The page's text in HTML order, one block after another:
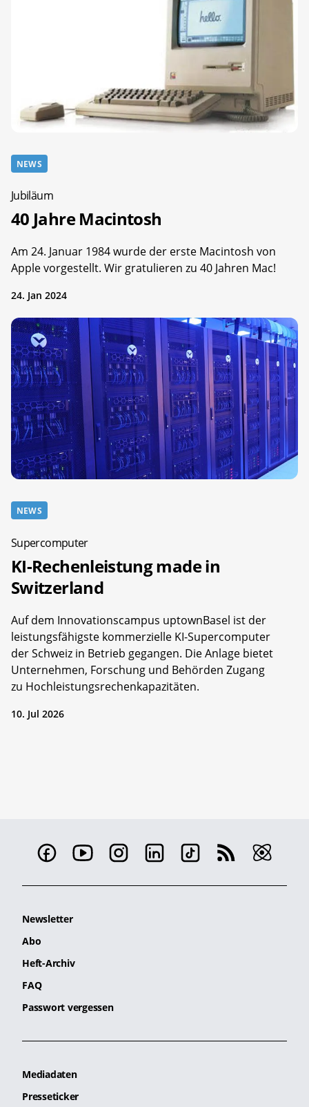
NEWS
Jubiläum
40 Jahre Macintosh
Am 24. Januar 1984 wurde der erste Macintosh von
Apple vorgestellt. Wir gratulieren zu 40 Jahren Mac!
24. Jan 2024
NEWS
Supercomputer
KI-Rechenleistung made in
Switzerland
Auf dem Innovationscampus uptownBasel ist der
leistungsfähigste kommerzielle KI-Supercomputer
der Schweiz in Betrieb gegangen. Die Anlage bietet
Unternehmen, Forschung und Behörden Zugang
zu Hochleistungsrechenkapazitäten.
10. Jul 2026
Newsletter
Abo
Heft-Archiv
FAQ
Passwort vergessen
Mediadaten
Presseticker